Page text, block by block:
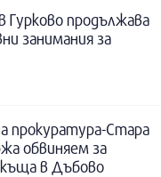
Гурково продължава
занимания за
прокуратура-Стара
обвиняем за
в Дъбово